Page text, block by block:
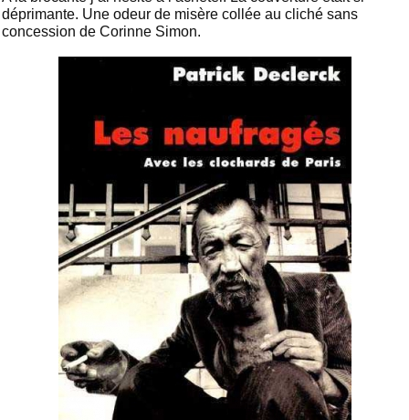
déprimante. Une odeur de misère collée au cliché sans
concession de Corinne Simon.